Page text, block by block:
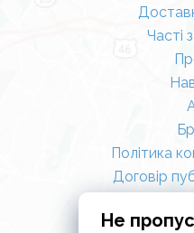
Часті
Політика
Договір
Не